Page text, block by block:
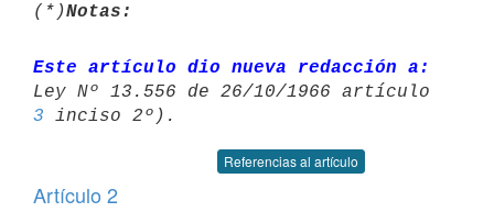
(*)Notas:
Este artículo dio nueva redacción a:
3
Referencias al artículo
Artículo 2